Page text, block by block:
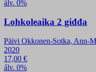
álv. 0%
Lohkoleaika 2 giđđa
Päivi Okkonen-Sotka, Ann-
2020
17,00 €
álv. 0%